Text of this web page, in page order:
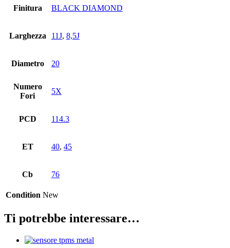
Finitura BLACK DIAMOND
Larghezza 11J, 8,5J
Diametro 20
Numero
Fori
5X
PCD 114.3
ET 40, 45
Cb 76
Condition New
Ti potrebbe interessare…